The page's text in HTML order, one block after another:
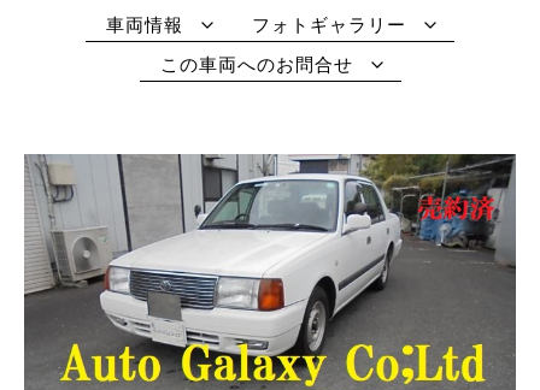
車両情報
フォトギャラリー
この車両へのお問合せ